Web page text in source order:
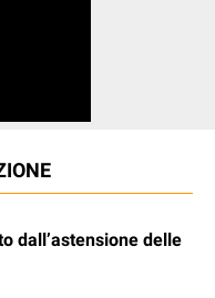
dall’astensione delle